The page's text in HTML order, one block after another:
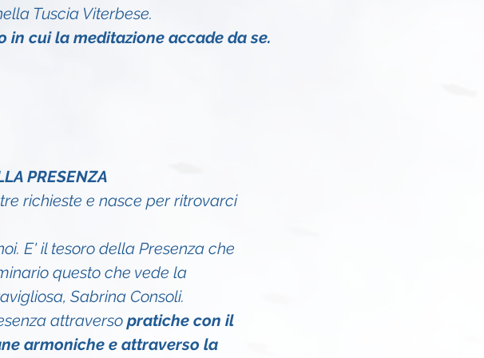
Tuscia Viterbese.
in cui la meditazione accade da se.
PRESENZA
richieste e nasce per ritrovarci
E' il tesoro della Presenza che
questo che vede la
Sabrina Consoli.
attraverso pratiche con il
armoniche e attraverso la